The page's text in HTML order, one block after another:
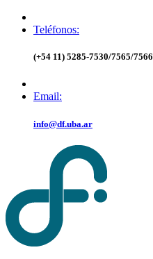
Teléfonos:
(+54 11) 5285-7530/7565/7566
Email:
info@df.uba.ar